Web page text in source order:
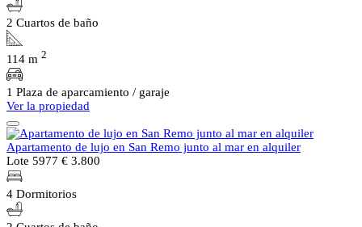
2 Cuartos de baño
114 m 2
1 Plaza de aparcamiento / garaje
Ver la propiedad
Apartamento de lujo en San Remo junto al mar en alquiler
Lote 5977 € 3.800
4 Dormitorios